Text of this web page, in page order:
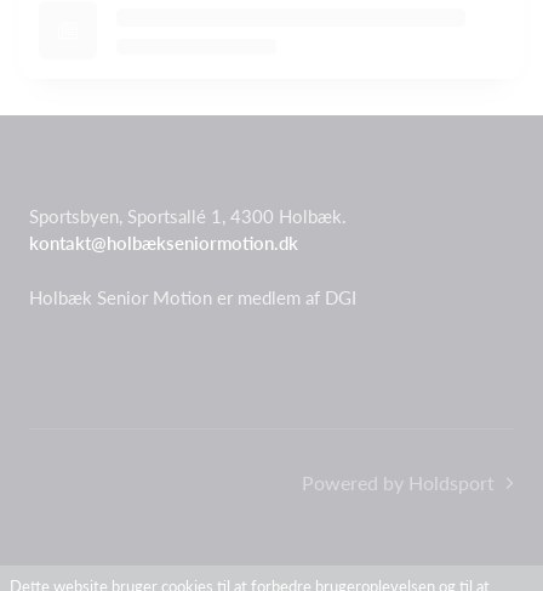
Sportsbyen, Sportsallé 1, 4300 Holbæk.
kontakt@holbækseniormotion.dk
Holbæk Senior Motion er medlem af DGI
Powered by Holdsport
Dette website bruger cookies til at forbedre brugeroplevelsen og til at